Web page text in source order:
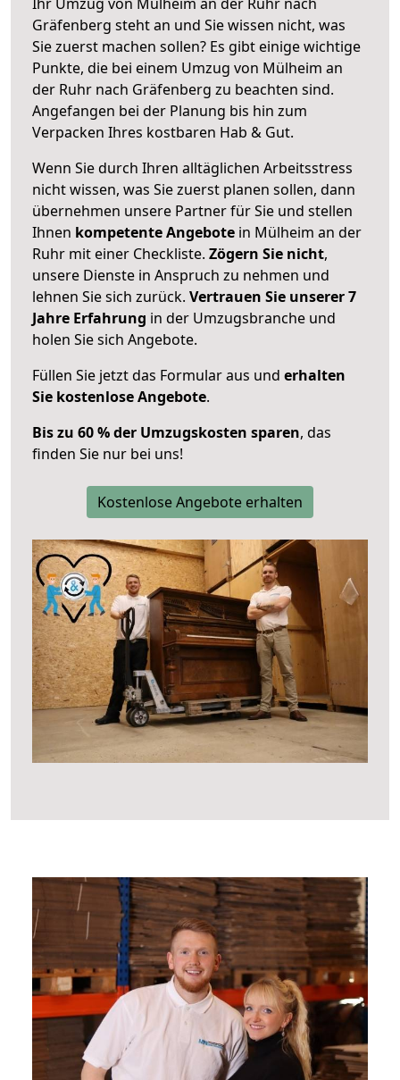
Gräfenberg steht an und Sie wissen nicht, was
Sie zuerst machen sollen? Es gibt einige wichtige
Punkte, die bei einem Umzug von Mülheim an
der Ruhr nach Gräfenberg zu beachten sind.
Angefangen bei der Planung bis hin zum
Verpacken Ihres kostbaren Hab & Gut.
Wenn Sie durch Ihren alltäglichen Arbeitsstress
nicht wissen, was Sie zuerst planen sollen, dann
übernehmen unsere Partner für Sie und stellen
Ihnen kompetente Angebote in Mülheim an der
Ruhr mit einer Checkliste. Zögern Sie nicht,
unsere Dienste in Anspruch zu nehmen und
lehnen Sie sich zurück. Vertrauen Sie unserer 7
Jahre Erfahrung in der Umzugsbranche und
holen Sie sich Angebote.
Füllen Sie jetzt das Formular aus und erhalten
Sie kostenlose Angebote.
Bis zu 60 % der Umzugskosten sparen, das
finden Sie nur bei uns!
Kostenlose Angebote erhalten